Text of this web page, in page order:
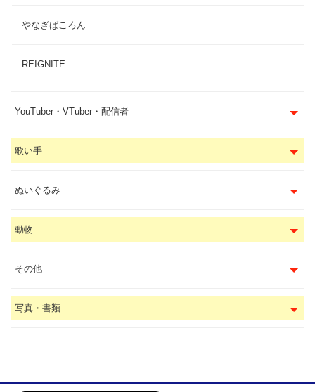
やなぎばころん
REIGNITE
YouTuber・VTuber・配信者
歌い手
ぬいぐるみ
動物
その他
写真・書類